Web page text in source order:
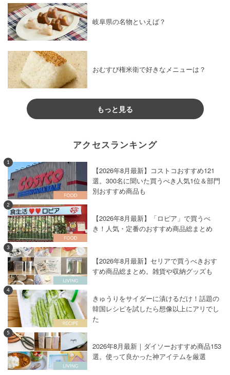
岐阜県の名物といえば？
おむすび権米衛で好きなメニューは？
もっと見る
アクセスランキング
1
【2026年8月最新】コストコおすすめ121
選。300名に聞いた買うべき人気1位＆部門
別おすすめ商品も
2
【2026年8月最新】「ロピア」で買うべ
き！人気・定番のおすすめ商品総まとめ
3
【2026年8月最新】セリアで買うべきおす
すめ商品総まとめ。雑貨や収納グッズも
4
きゅうりをサイダーに漬けるだけ！話題の
韓国レシピを試したら想像以上にアリでし
た
5
2026年8月最新｜ダイソーおすすめ商品153
選。使って良かった神アイテムを厳選